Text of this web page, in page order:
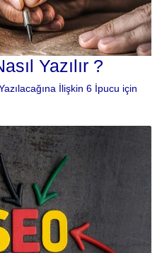
Yazılır ?
İlişkin 6 İpucu için